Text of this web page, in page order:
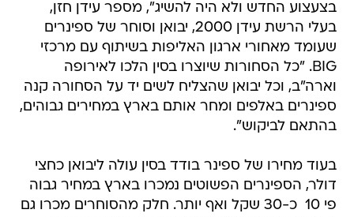
בצעצוע החדש ולא היה להשיג", מספר עידן חזן,
בעלי הרשת עידן 2000, יבואן וסוחר של ספינרים
שעומד מאחורי ארגון האליפות בשיתוף עם מרכזי
BIG. "כל הסחורות שיוצרו בסין הלכו לאירופה
וארה"ב, וכל יבואן שהצליח לשים יד על הסחורה קנה
ספינרים באלפים ומחר אותם בארץ במחירים גבוהים,
בהתאם לביקוש".
בעוד מחירו של ספינר בודד בסין עולה ליבואן כחצי
דולר, הספינרים הפשוטים נמכרו בארץ במחיר גבוה
פי 10  כ-30 שקל ואף יותר. חלק מהסוחרים מכרו גם